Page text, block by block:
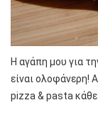
Η αγάπη μου για
είναι ολοφάνερη!
pizza & pasta κάθε